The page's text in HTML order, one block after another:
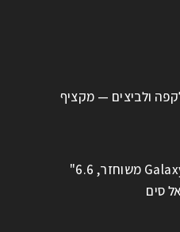
ולביצים — מקציף
סמסונג Galaxy A42 5G משוחזר, 6.6"